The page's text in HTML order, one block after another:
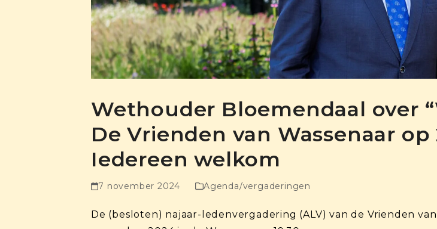
Wethouder Bloemendaal over
De Vrienden van Wassenaar
Iedereen welkom
7 november 2024 Agenda/vergaderingen
De (besloten) najaar-ledenvergadering (ALV) van de Vrienden